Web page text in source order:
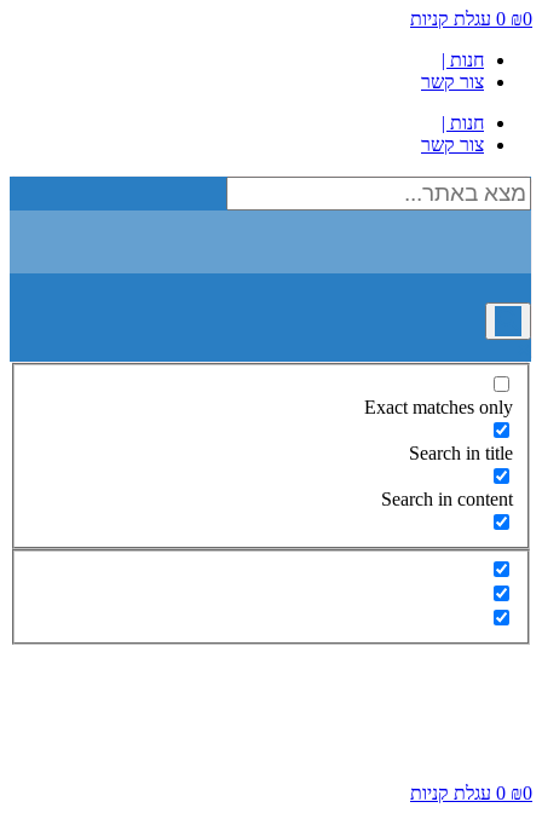
₪0
0 עגלת קניות
חנות |
צור קשר
חנות |
צור קשר
Exact matches only
Search in title
Search in content
₪0
0 עגלת קניות